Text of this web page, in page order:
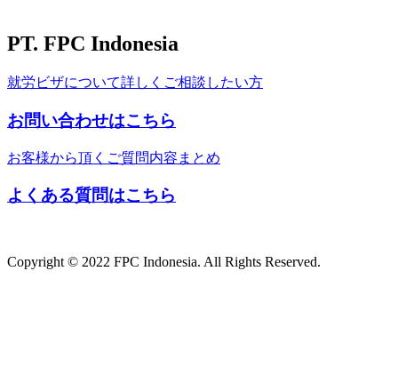
PT. FPC Indonesia
就労ビザについて詳しくご相談したい方
お問い合わせはこちら
お客様から頂くご質問内容まとめ
よくある質問はこちら
Copyright © 2022 FPC Indonesia. All Rights Reserved.